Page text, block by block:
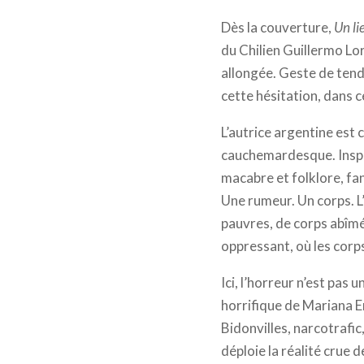
Dès la couverture, Un
du Chilien Guillermo
allongée. Geste de
cette hésitation, dans
L’autrice argentine
cauchemardesque.
macabre et folklore,
Une rumeur. Un corps.
pauvres, de corps
oppressant, où les
Ici, l’horreur n’est pas
horrifique de Mariana
Bidonvilles,
déploie la réalité crue